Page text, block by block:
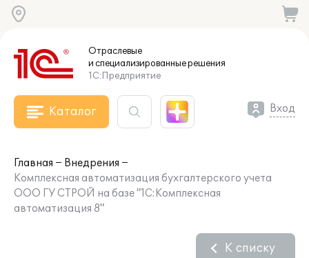
Отраслевые
и специализированныерешения
1С:Предприятие
Каталог Вход
Главная
Внедрения
Комплексная автоматизация бухгалтерского учета
ООО ГУ СТРОЙ на базе "1С:Комплексная
автоматизация 8"
К списку